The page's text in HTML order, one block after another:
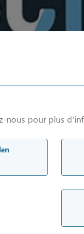
nous pour plus